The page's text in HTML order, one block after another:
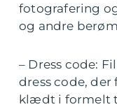
fotografering
og andre
– Dress code:
dress code,
klædt i formelt